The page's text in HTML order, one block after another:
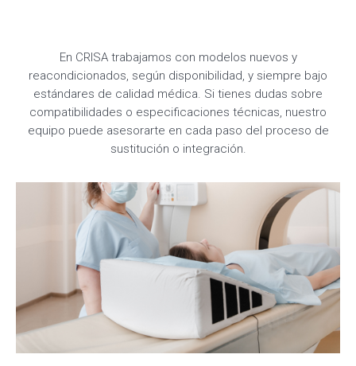
En CRISA trabajamos con modelos nuevos y
reacondicionados, según disponibilidad, y siempre bajo
estándares de calidad médica. Si tienes dudas sobre
compatibilidades o especificaciones técnicas, nuestro
equipo puede asesorarte en cada paso del proceso de
sustitución o integración.